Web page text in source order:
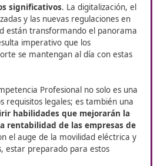
reglamento define lasnormas
cumplirse para ejercer la
carretera, tanto en el ámbito de
el de personas.
Derecho Civil
Derecho Mercantil
Derecho Laboral